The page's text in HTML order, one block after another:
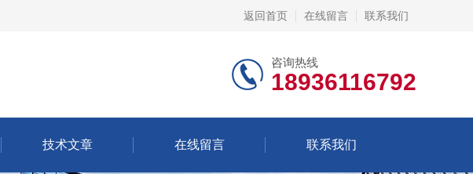
返回首页 在线留言 联系我们
咨询热线
18936116792
技术文章 在线留言 联系我们